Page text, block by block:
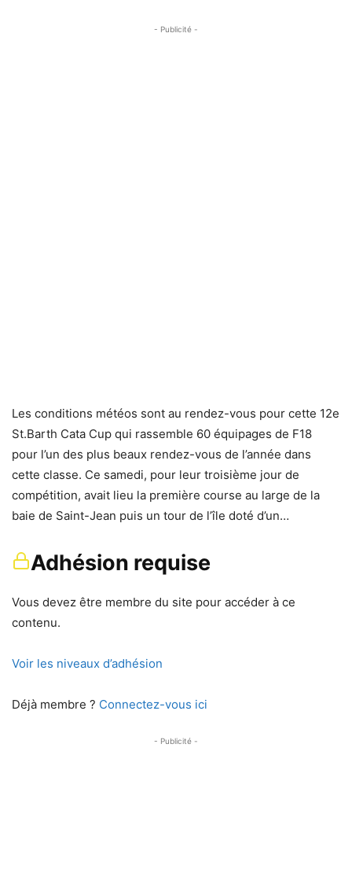
- Publicité -
Les conditions météos sont au rendez-vous pour cette 12e
St.Barth Cata Cup qui rassemble 60 équipages de F18
pour l’un des plus beaux rendez-vous de l’année dans
cette classe. Ce samedi, pour leur troisième jour de
compétition, avait lieu la première course au large de la
baie de Saint-Jean puis un tour de l’île doté d’un…
Adhésion requise
Vous devez être membre du site pour accéder à ce
contenu.
Voir les niveaux d’adhésion
Déjà membre ? Connectez-vous ici
- Publicité -